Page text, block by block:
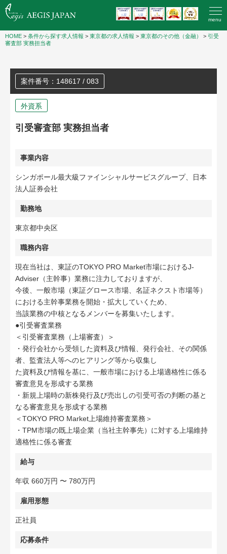
menu
HOME > 条件から探す求人情報 > 東京都の求人情報 > 東京都のその他（金融） > 引受
審査部 実務担当者
案件番号：148617 / 083
外資系
引受審査部 実務担当者
事業内容
シンガポール最大級ファインシャルサービスグループ、日本
法人証券会社
勤務地
東京都中央区
職務内容
現在当社は、東証のTOKYO PRO Market市場におけるJ-
Adviser（主幹事）業務に注力しておりますが、
今後、一般市場（東証グロース市場、名証ネクスト市場等）
における主幹事業務を開始・拡大していくため、
当該業務の中核となるメンバーを募集いたします。
●引受審査業務
＜引受審査業務（上場審査）＞
・発行会社から受領した資料及び情報、発行会社、その関係
者、監査法人等へのヒアリング等から収集し
た資料及び情報を基に、一般市場における上場適格性に係る
審査意見を形成する業務
・新規上場時の新株発行及び売出しの引受可否の判断の基と
なる審査意見を形成する業務
＜TOKYO PRO Market上場維持審査業務＞
・TPM市場の既上場企業（当社主幹事先）に対する上場維持
適格性に係る審査
給与
年収 660万円 〜 780万円
雇用形態
正社員
応募条件